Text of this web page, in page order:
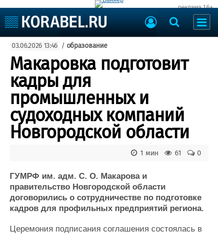
реклама 16+
Судоходство
Судоремонт
События
Пресс-релизы
Порты
Рыболовство
Образование
Яхты и катера
Еще
Судостроение
Компании
Репутация
Работа
Крюинг
Журнал
Доска объявлений
Оборудование
Изделия
Материалы
03.06.2026 13:46 / образование
Макаровка подготовит
кадры для
промышленных и
судоходных компаний
Новгородской области
0
61
1 мин
ГУМРФ им. адм. С. О. Макарова и
правительство Новгородской области
договорились о сотрудничестве по подготовке
кадров для профильных предприятий региона.
Церемония подписания соглашения состоялась в